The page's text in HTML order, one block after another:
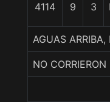
4114 9 3
AGUAS
NO